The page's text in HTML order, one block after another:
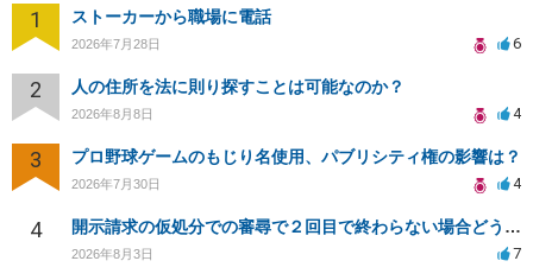
1 ストーカーから職場に電話
2026年7月28日 6
2 人の住所を法に則り探すことは可能なのか？
2026年8月8日 4
3 プロ野球ゲームのもじり名使用、パブリシティ権の影響は？
2026年7月30日 4
4 開示請求の仮処分での審尋で２回目で終わらない場合どうしたらいいですか
2026年8月3日 7